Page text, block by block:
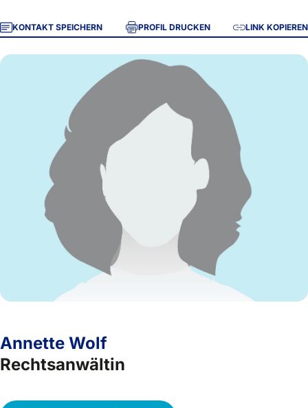
KONTAKT SPEICHERN PROFIL DRUCKEN LINK KOPIEREN
Annette Wolf
Rechtsanwältin